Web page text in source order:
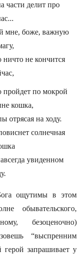
части делит про
мне, боже, важную
ничто не кончится
пройдет по мокрой
кошка,
отрясая на ходу.
солнечная
увиденном
ощутимы в этом
обывательского,
безоценочно)
“выспренним
запрашивает у